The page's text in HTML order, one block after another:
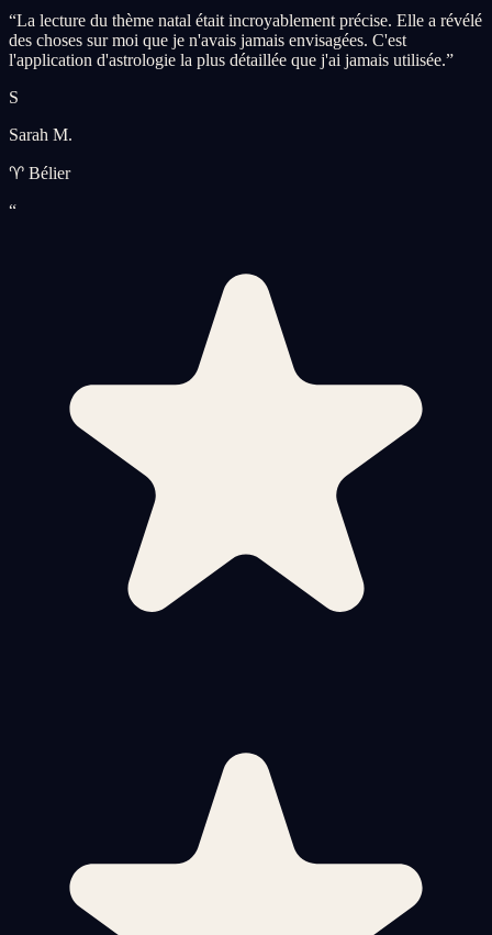
“La lecture du thème natal était incroyablement précise. Elle a révélé
des choses sur moi que je n'avais jamais envisagées. C'est
l'application d'astrologie la plus détaillée que j'ai jamais utilisée.”
S
Sarah M.
♈ Bélier
“